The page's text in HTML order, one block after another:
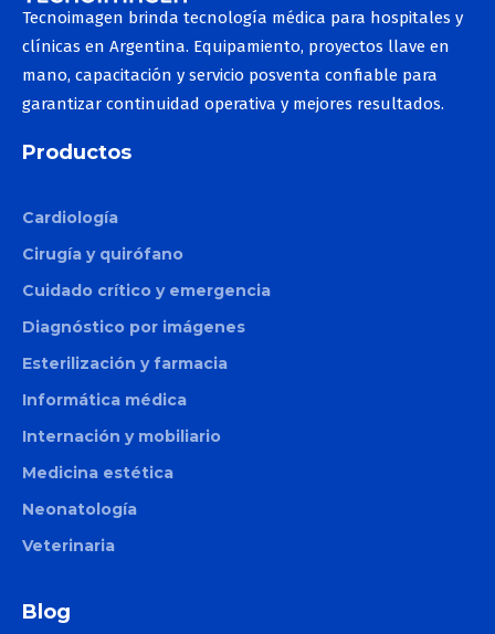
Tecnoimagen brinda tecnología médica para hospitales y
clínicas en Argentina. Equipamiento, proyectos llave en
mano, capacitación y servicio posventa confiable para
garantizar continuidad operativa y mejores resultados.
Productos
Cardiología
Cirugía y quirófano
Cuidado crítico y emergencia
Diagnóstico por imágenes
Esterilización y farmacia
Informática médica
Internación y mobiliario
Medicina estética
Neonatología
Veterinaria
Blog